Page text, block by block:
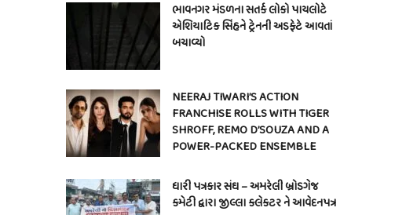
ભાવનગર મંડળના સતર્ક લોકો પાયલોટે
એશિયાટિક સિંહને ટ્રેનની અડફેટે આવતાં
બચાવ્યો
NEERAJ TIWARI’S ACTION
FRANCHISE ROLLS WITH TIGER
SHROFF, REMO D’SOUZA AND A
POWER-PACKED ENSEMBLE
ધારી પત્રકાર સંઘ – અમરેલી બ્રોડગેજ
કમેટી દ્વારા જીલ્લા કલેકટર ને આવેદનપત્ર